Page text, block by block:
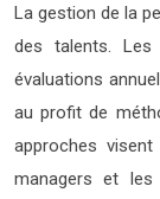
La gestion de la
des talents. Les
évaluations
au profit de
approches
managers et les